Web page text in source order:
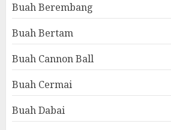
Buah Berembang
Buah Bertam
Buah Cannon Ball
Buah Cermai
Buah Dabai